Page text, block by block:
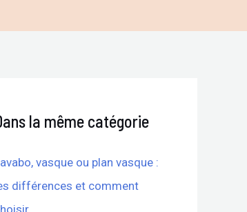
la même catégorie
vasque ou plan vasque :
différences et comment